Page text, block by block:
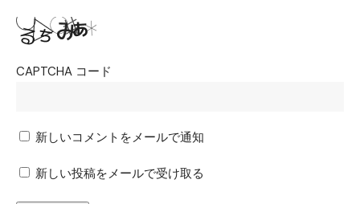
CAPTCHA コード
新しいコメントをメールで通知
新しい投稿をメールで受け取る